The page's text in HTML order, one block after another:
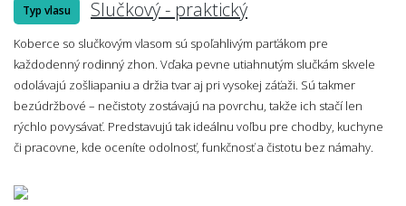
Typ vlasu Slučkový - praktický
Koberce so slučkovým vlasom sú spoľahlivým parťákom pre
každodenný rodinný zhon. Vďaka pevne utiahnutým slučkám skvele
odolávajú zošliapaniu a držia tvar aj pri vysokej záťaži. Sú takmer
bezúdržbové – nečistoty zostávajú na povrchu, takže ich stačí len
rýchlo povysávať. Predstavujú tak ideálnu voľbu pre chodby, kuchyne
či pracovne, kde oceníte odolnosť, funkčnosť a čistotu bez námahy.